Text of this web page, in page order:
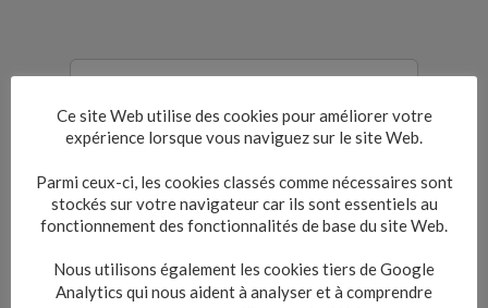
Un contractuel peut-il avoir un CDI ?
contrat d'un agent contractuel ?
Reclassement d'un agent public
contractuel : quelles sont les
Catégorie, corps, cadre d'emplois,
Ce site Web utilise des cookies pour améliorer votre
expérience lorsque vous naviguez sur le site Web.
Parmi ceux-ci, les cookies classés comme nécessaires sont
stockés sur votre navigateur car ils sont essentiels au
fonctionnement des fonctionnalités de base du site Web.
Nous utilisons également les cookies tiers de Google
Analytics qui nous aident à analyser et à comprendre